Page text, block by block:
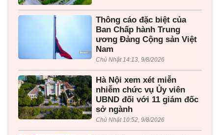
Thông cáo đặc biệt của
Ban Chấp hành Trung
ương Đảng Cộng sản Việt
Nam
Chủ Nhật 14:13, 9/8/2026
Hà Nội xem xét miễn
nhiễm chức vụ Ủy viên
UBND đối với 11 giám đốc
sở ngành
Chủ Nhật 10:52, 9/8/2026